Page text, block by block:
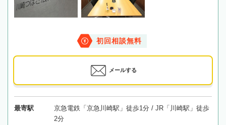
初回相談無料
メールする
最寄駅
京急電鉄「京急川崎駅」徒歩1分 / JR「川崎駅」徒歩
2分